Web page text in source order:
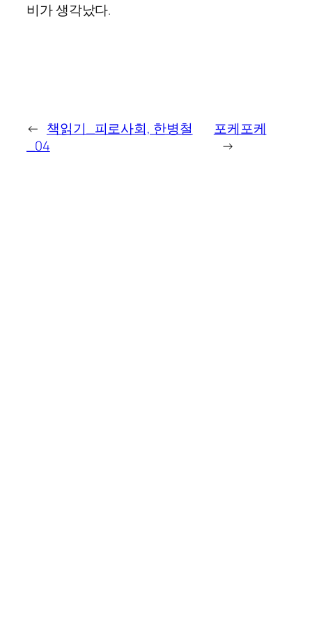
비가 생각났다.
← 책읽기_피로사회, 한병철
_04
포케포케
→